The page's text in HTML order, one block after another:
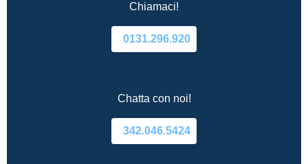
Chiamaci!
0131.296.920
Chatta con noi!
342.046.5424